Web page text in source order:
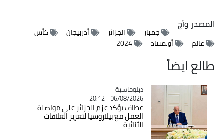
المصدروأج
جمباز الجزائر أذربيجان
كأس
عالم
أولمبياد 2024
طالع ايضاً
Catégorie
دبلوماسية
06/08/2026 - 20:12
عطاف يؤكد عزم الجزائر على مواصلة
العمل مع بيلاروسيا لتعزيز العلاقات
الثنائية